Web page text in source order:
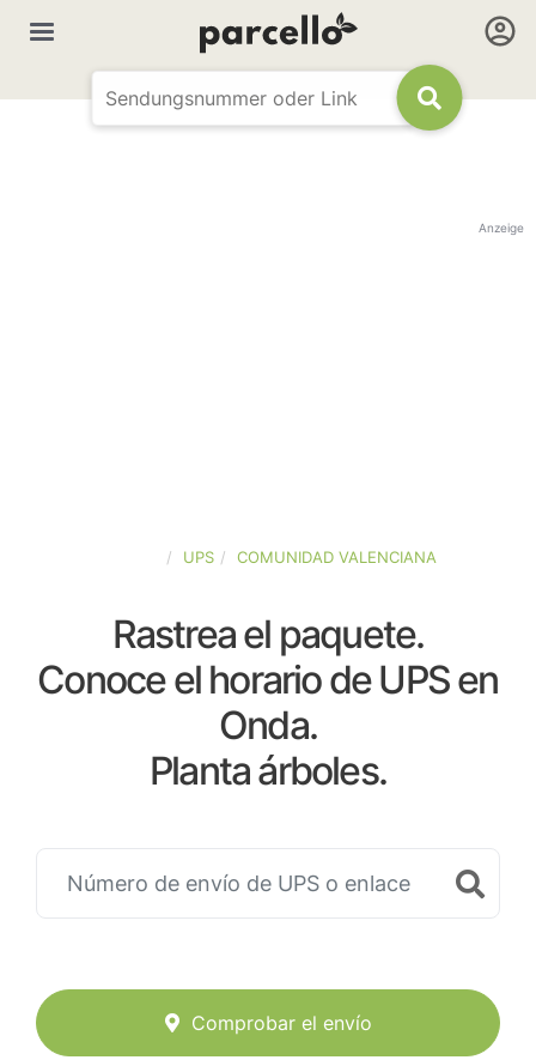
Anzeige
UPS COMUNIDAD VALENCIANA
Rastrea el paquete.
Conoce el horario de UPS en
Onda.
Planta árboles.
Comprobar el envío